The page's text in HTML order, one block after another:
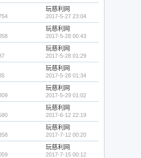
玩慈利网
2017-5-27 23:04
玩慈利网
2017-5-28 00:43
玩慈利网
2017-5-28 01:29
玩慈利网
2017-5-28 01:34
玩慈利网
2017-5-29 01:02
玩慈利网
2017-6-12 22:19
玩慈利网
2017-7-12 00:20
玩慈利网
2017-7-15 00:12